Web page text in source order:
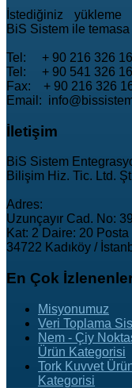
İstediğiniz
BiS Sistem ile
Tel: + 90 216 326 16
Tel: + 90 541 326
Fax: + 90 216 326
Email:
İletişim
BiS Sistem
Bilişim Hiz. Tic. Ltd.
Adres:
Uzunçayır Cad. No:
Kat: 2 Daire: 20 Posta
34722 Kadıköy /
En Çok
Misyonumuz
Veri Toplama
Nem - Çiy
Ürün Kategorisi
Tork Kuvvet
Kategorisi